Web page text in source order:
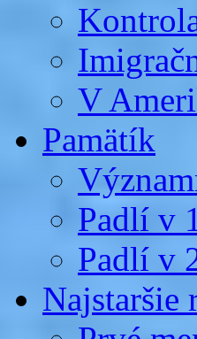
V
Pamätík
Padlí v
Padlí v
Najstaršie